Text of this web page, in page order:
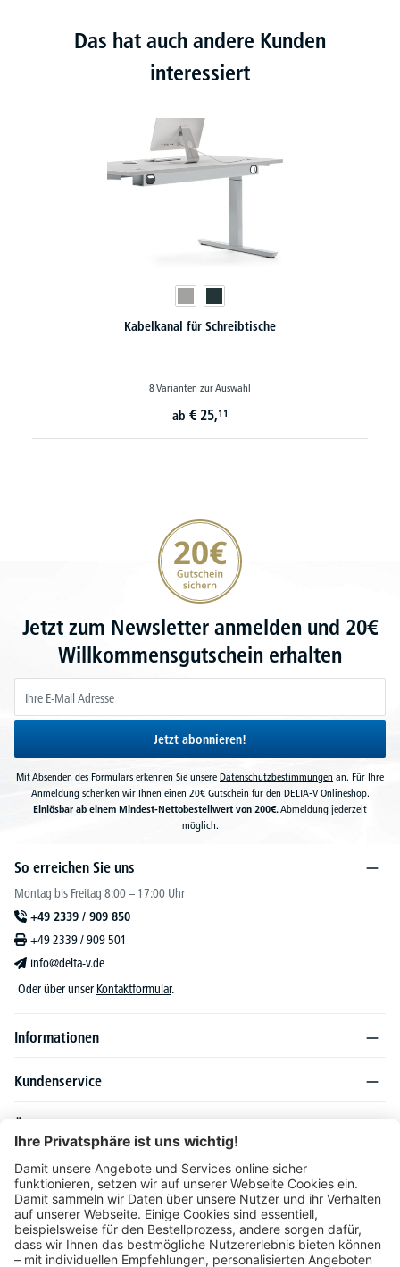
Das hat auch andere Kunden
interessiert
Kabelkanal für Schreibtische
8 Varianten zur Auswahl
ab € 25,11
20€ Gutschein sichern
Jetzt zum Newsletter anmelden und 20€
Willkommensgutschein erhalten
Jetzt abonnieren!
Mit Absenden des Formulars erkennen Sie unsere Datenschutzbestimmungen an. Für Ihre
Anmeldung schenken wir Ihnen einen 20€ Gutschein für den DELTA-V Onlineshop.
Einlösbar ab einem Mindest-Nettobestellwert von 200€.Abmeldung jederzeit
möglich.
So erreichen Sie uns
Montag bis Freitag 8:00 – 17:00 Uhr
+49 2339 / 909 850
+49 2339 / 909 501
info@delta-v.de
Oder über unser Kontaktformular.
Informationen
Kundenservice
Über DELTA-V
Produktsortiment
Ratgeber